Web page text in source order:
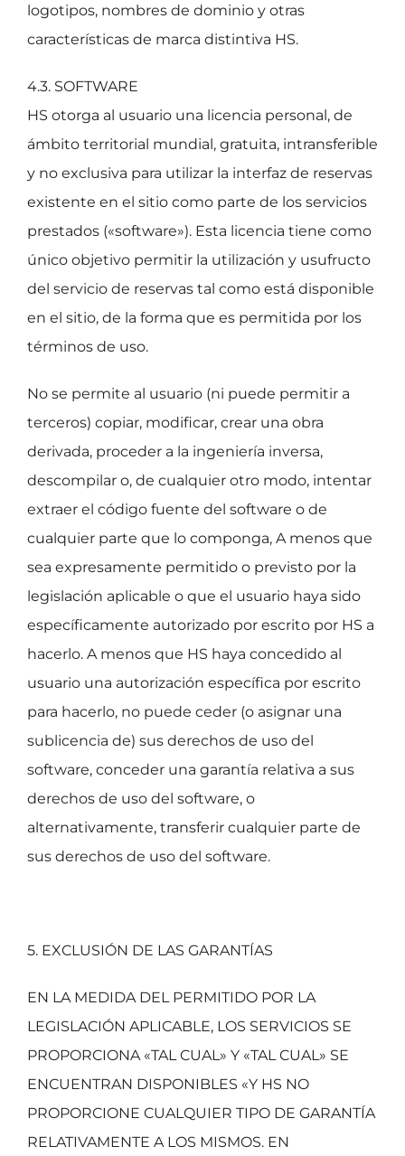
logotipos, nombres de dominio y otras
características de marca distintiva HS.
4.3. SOFTWARE
HS otorga al usuario una licencia personal, de
ámbito territorial mundial, gratuita, intransferible
y no exclusiva para utilizar la interfaz de reservas
existente en el sitio como parte de los servicios
prestados («software»). Esta licencia tiene como
único objetivo permitir la utilización y usufructo
del servicio de reservas tal como está disponible
en el sitio, de la forma que es permitida por los
términos de uso.
No se permite al usuario (ni puede permitir a
terceros) copiar, modificar, crear una obra
derivada, proceder a la ingeniería inversa,
descompilar o, de cualquier otro modo, intentar
extraer el código fuente del software o de
cualquier parte que lo componga, A menos que
sea expresamente permitido o previsto por la
legislación aplicable o que el usuario haya sido
específicamente autorizado por escrito por HS a
hacerlo. A menos que HS haya concedido al
usuario una autorización específica por escrito
para hacerlo, no puede ceder (o asignar una
sublicencia de) sus derechos de uso del
software, conceder una garantía relativa a sus
derechos de uso del software, o
alternativamente, transferir cualquier parte de
sus derechos de uso del software.
5. EXCLUSIÓN DE LAS GARANTÍAS
EN LA MEDIDA DEL PERMITIDO POR LA
LEGISLACIÓN APLICABLE, LOS SERVICIOS SE
PROPORCIONA «TAL CUAL» Y «TAL CUAL» SE
ENCUENTRAN DISPONIBLES «Y HS NO
PROPORCIONE CUALQUIER TIPO DE GARANTÍA
RELATIVAMENTE A LOS MISMOS. EN